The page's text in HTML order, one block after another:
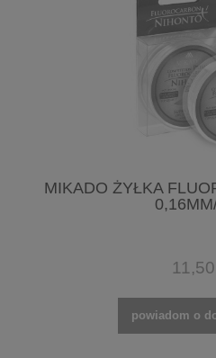
MIKADO ŻYŁKA
11,50
powiadom o